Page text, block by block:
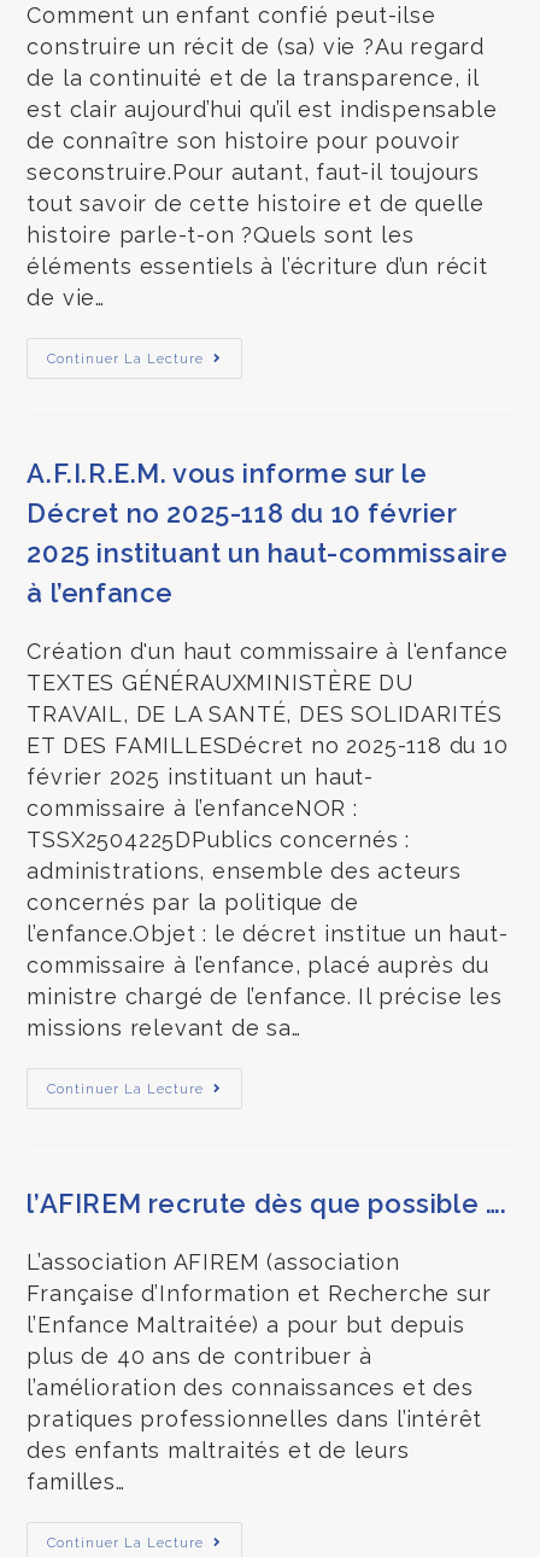
Comment un enfant confié peut-ilse
construire un récit de (sa) vie ?Au regard
de la continuité et de la transparence, il
est clair aujourd’hui qu’il est indispensable
de connaître son histoire pour pouvoir
seconstruire.Pour autant, faut-il toujours
tout savoir de cette histoire et de quelle
histoire parle-t-on ?Quels sont les
éléments essentiels à l’écriture d’un récit
de vie…
Continuer La Lecture
A.F.I.R.E.M. vous informe sur le
Décret no 2025-118 du 10 février
2025 instituant un haut-commissaire
à l’enfance
Création d'un haut commissaire à l'enfance
TEXTES GÉNÉRAUXMINISTÈRE DU
TRAVAIL, DE LA SANTÉ, DES SOLIDARITÉS
ET DES FAMILLESDécret no 2025-118 du 10
février 2025 instituant un haut-
commissaire à l’enfanceNOR :
TSSX2504225DPublics concernés :
administrations, ensemble des acteurs
concernés par la politique de
l’enfance.Objet : le décret institue un haut-
commissaire à l’enfance, placé auprès du
ministre chargé de l’enfance. Il précise les
missions relevant de sa…
Continuer La Lecture
l’AFIREM recrute dès que possible ….
L’association AFIREM (association
Française d’Information et Recherche sur
l’Enfance Maltraitée) a pour but depuis
plus de 40 ans de contribuer à
l’amélioration des connaissances et des
pratiques professionnelles dans l’intérêt
des enfants maltraités et de leurs
familles…
Continuer La Lecture